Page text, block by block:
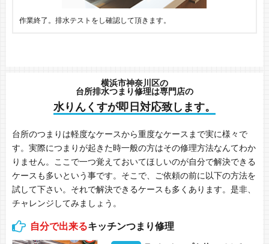
作業終了。排水テストをし確認して頂きます。
横浜市神奈川区の
台所排水つまり修理は専門店の
水りんくすが即日対応致します。
台所のつまりは軽度なケースから重度なケースまで実に様々で
す。実際につまりが起きた時一般の方はその修理方法なんてわか
りません。ここで一つ覚えておいてほしいのが自分で解決できる
ケースも多いという事です。そこで、ご依頼の前に以下の方法を
試して下さい。それで解決できるケースも多くあります。是非、
チャレンジしてみましょう。
自分で出来るキッチンつまり修理